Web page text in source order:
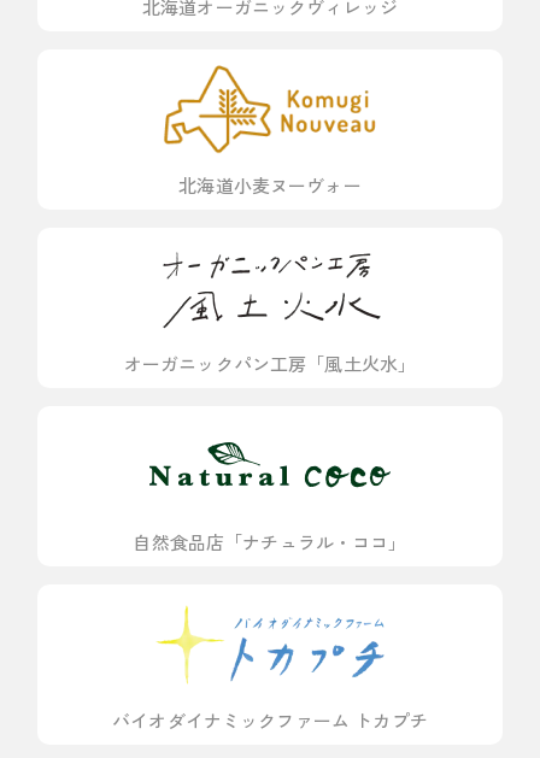
北海道オーガニックヴィレッジ
北海道小麦ヌーヴォー
オーガニックパン工房「風土火水」
自然食品店「ナチュラル・ココ」
バイオダイナミックファーム トカプチ